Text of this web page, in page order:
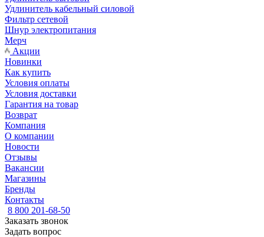
Удлинитель кабельный силовой
Фильтр сетевой
Шнур электропитания
Мерч
Акции
Новинки
Как купить
Условия оплаты
Условия доставки
Гарантия на товар
Возврат
Компания
О компании
Новости
Отзывы
Вакансии
Магазины
Бренды
Контакты
8 800 201-68-50
Заказать звонок
Задать вопрос